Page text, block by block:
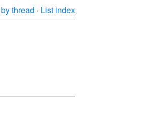
by thread · List index